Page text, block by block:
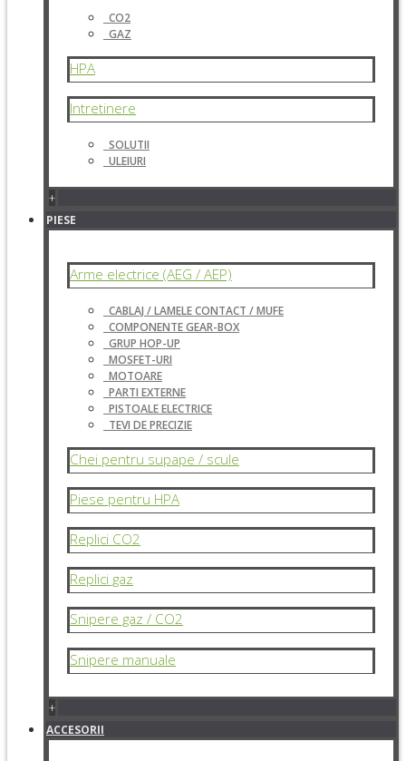
CO2
GAZ
HPA
Intretinere
SOLUTII
ULEIURI
+
PIESE
Arme electrice (AEG / AEP)
CABLAJ / LAMELE CONTACT / MUFE
COMPONENTE GEAR-BOX
GRUP HOP-UP
MOSFET-URI
MOTOARE
PARTI EXTERNE
PISTOALE ELECTRICE
TEVI DE PRECIZIE
Chei pentru supape / scule
Piese pentru HPA
Replici CO2
Replici gaz
Snipere gaz / CO2
Snipere manuale
+
ACCESORII